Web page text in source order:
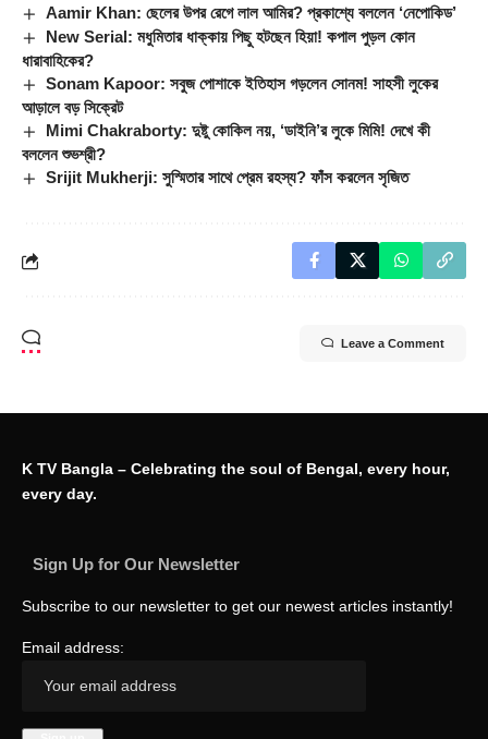
Aamir Khan: ছেলের উপর রেগে লাল আমির? প্রকাশ্যে বললেন ‘নেপোকিড’
New Serial: মধুমিতার ধাক্কায় পিছু হটছেন হিয়া! কপাল পুড়ল কোন
ধারাবাহিকের?
Sonam Kapoor: সবুজ পোশাকে ইতিহাস গড়লেন সোনম! সাহসী লুকের
আড়ালে বড় সিক্রেট
Mimi Chakraborty: দুষ্টু কোকিল নয়, ‘ডাইনি’র লুকে মিমি! দেখে কী
বললেন শুভশ্রী?
Srijit Mukherji: সুস্মিতার সাথে প্রেম রহস্য? ফাঁস করলেন সৃজিত
Leave a Comment
K TV Bangla – Celebrating the soul of Bengal, every hour,
every day.
Sign Up for Our Newsletter
Subscribe to our newsletter to get our newest articles instantly!
Email address: